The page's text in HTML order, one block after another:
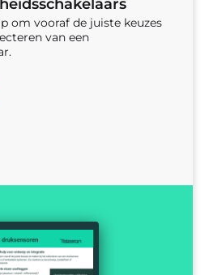
om vooraf de juiste keuzes
van een